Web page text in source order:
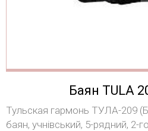
Баян TULA
Тульская гармонь ТУЛА-209
баян, учнівський, 5-рядний, 2-